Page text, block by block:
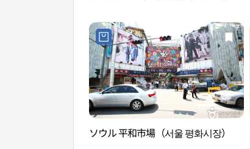
ソウル 平和市場（서울 평화시장）